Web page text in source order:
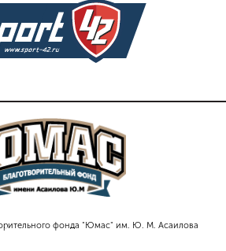
фонда "Юмас" им. Ю. М. Асаилова